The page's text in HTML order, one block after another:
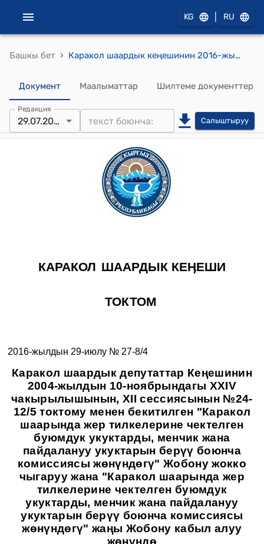
KG RU
Башкы бет › Каракол шаардык кеңешинин 2016-жылдын 29-июлундагы № 27-8/4 "Каракол шаардык депутаттар Кеңешинин 2004-жылдын 10-ноябрындагы XXIV чакырылышынын, XII сессиясынын №24-12/5 токтому менен бекитилген "Каракол шаарында жер тилкелерине чектелген буюмдук укуктарды, менчик жана пайдалануу укуктарын берүү боюнча комиссиясы жөнүндөгү" Жобону жокко чыгаруу жана "Каракол шаарында жер тилкелерине чектелген буюмдук укуктарды, менчик жана пайдалануу укуктарын берүү боюнча" токтому комиссиясы жөнүндөгү" жаңы Жобону кабыл алуу жөнүндө
Документ Маалыматтар Шилтеме документтер
Редакция
29.07.2016 Салыштыруу